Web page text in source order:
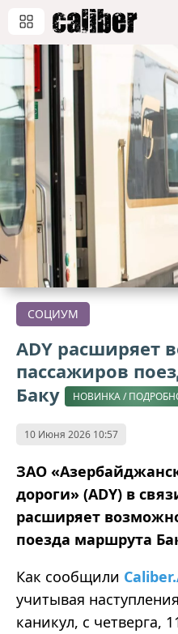
СОЦИУМ
ADY расширяет
пассажиров
Баку
НОВИНКА /
10 Июня 2026 10:57
ЗАО
дороги» (ADY) в
расширяет
поезда маршрута
Как сообщили
учитывая
каникул, с четверга,